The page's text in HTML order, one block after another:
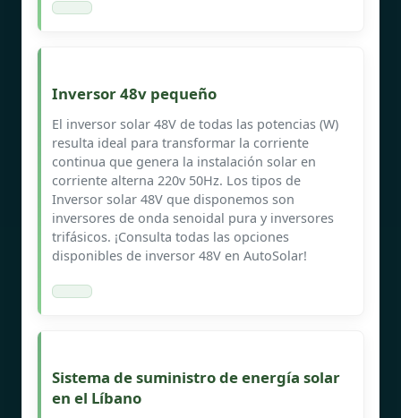
Inversor 48v pequeño
El inversor solar 48V de todas las potencias (W)
resulta ideal para transformar la corriente
continua que genera la instalación solar en
corriente alterna 220v 50Hz. Los tipos de
Inversor solar 48V que disponemos son
inversores de onda senoidal pura y inversores
trifásicos. ¡Consulta todas las opciones
disponibles de inversor 48V en AutoSolar!
Sistema de suministro de energía solar
en el Líbano